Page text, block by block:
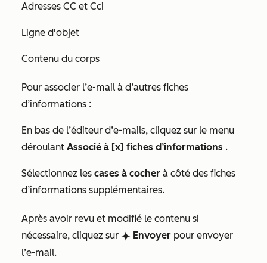
Adresses CC et Cci
Ligne d'objet
Contenu du corps
Pour associer l’e-mail à d’autres fiches
d’informations :
En bas de l’éditeur d’e-mails, cliquez sur le menu
déroulant Associé à [x] fiches d’informations .
Sélectionnez les cases à cocher à côté des fiches
d’informations supplémentaires.
Après avoir revu et modifié le contenu si
nécessaire, cliquez sur breezeSingleStar Envoyer pour envoyer
l’e-mail.